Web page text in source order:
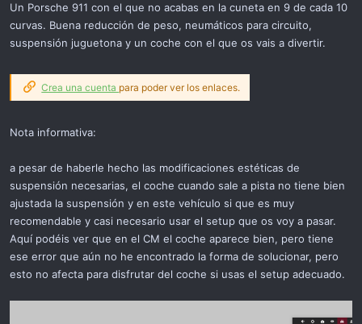
Un Porsche 911 con el que no acabas en la cuneta en 9 de cada 10
curvas. Buena reducción de peso, neumáticos para circuito,
suspensión juguetona y un coche con el que os vais a divertir.
Crea una cuenta para poder ver los enlaces.
Nota informativa:
a pesar de haberle hecho las modificaciones estéticas de
suspensión necesarias, el coche cuando sale a pista no tiene bien
ajustada la suspensión y en este vehículo si que es muy
recomendable y casi necesario usar el setup que os voy a pasar.
Aquí podéis ver que en el CM el coche aparece bien, pero tiene
ese error que aún no he encontrado la forma de solucionar, pero
esto no afecta para disfrutar del coche si usas el setup adecuado.